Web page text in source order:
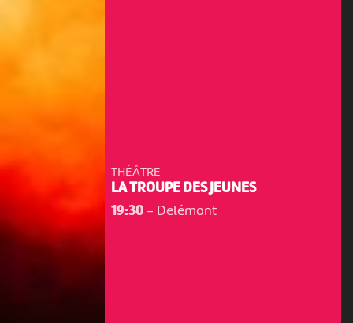
THÉÂTRE
LA TROUPE DES JEUNES
19:30- Delémont